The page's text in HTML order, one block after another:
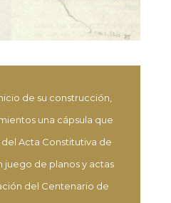
de su construcción,
una cápsula que
Acta Constitutiva de
juego de planos y actas
del Centenario de